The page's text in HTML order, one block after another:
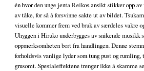
én hvor den unge jenta Reikos ansikt stikker opp
av tåke, for så å forsvinne sakte ut av bildet.
visuelle kommer frem ved bruk av særdeles vakre
Uhyggen i Hiruko underbygges av snikende musikk
oppmerksomheten bort fra handlingen. Denne
forholdsvis vanlige lyder som tung pust og
grusomt. Spesialeffektene trenger ikke å skamme